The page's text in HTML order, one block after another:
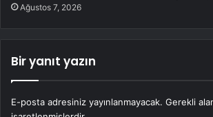
Ağustos 7, 2026
Bir yanıt yazın
E-posta adresiniz yayınlanmayacak. Gerekli